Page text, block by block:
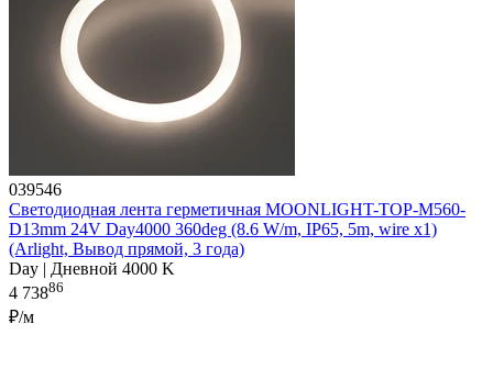
039546
Светодиодная лента герметичная MOONLIGHT-TOP-M560-
D13mm 24V Day4000 360deg (8.6 W/m, IP65, 5m, wire x1)
(Arlight, Вывод прямой, 3 года)
Day | Дневной 4000 K
4 73886
₽/м